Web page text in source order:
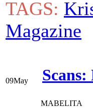
TAGS:
Magazine
09May
MABELITA